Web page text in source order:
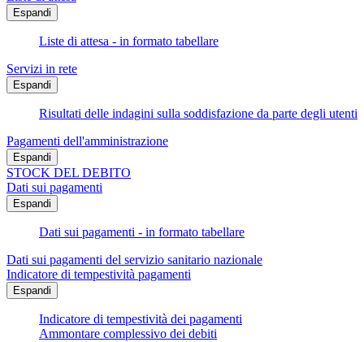
Espandi
Liste di attesa - in formato tabellare
Servizi in rete
Espandi
Risultati delle indagini sulla soddisfazione da parte degli utenti
Pagamenti dell'amministrazione
Espandi
STOCK DEL DEBITO
Dati sui pagamenti
Espandi
Dati sui pagamenti - in formato tabellare
Dati sui pagamenti del servizio sanitario nazionale
Indicatore di tempestività pagamenti
Espandi
Indicatore di tempestività dei pagamenti
Ammontare complessivo dei debiti